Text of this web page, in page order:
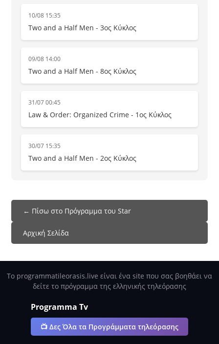
10/08 15:35
Two and a Half Men - 3ος Κύκλος
09/08 14:00
Two and a Half Men - 8ος Κύκλος
31/07 00:45
Law & Order: Organized Crime - 1ος Κύκλος
30/07 15:35
Two and a Half Men - 2ος Κύκλος
← Πίσω στο Πρόγραμμα του Star
Αρχική Σελίδα
Το programmatileorasis.live είναι ένα site που σας βοηθάει να
δείτε το πρόγραμμα της ελληνικής τηλεόρασης
Programma Tv
📺 Δες Όλα τα Προγράμματα τηλεόρασης